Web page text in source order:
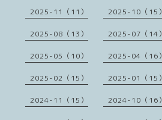
2025-11（11） 2025-10（15）
2025-08（13） 2025-07（14）
2025-05（10） 2025-04（16）
2025-02（15） 2025-01（15）
2024-11（15） 2024-10（16）